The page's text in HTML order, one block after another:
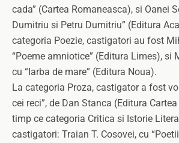
cada” (Cartea Romaneasca), si Oanei
Dumitriu si Petru Dumitriu” (Editura
categoria Poezie, castigatori au fost
“Poeme amniotice” (Editura Limes), si
cu “Iarba de mare” (Editura Noua).
La categoria Proza, castigator a fost
cei reci”, de Dan Stanca (Editura
timp ce categoria Critica si Istorie
castigatori: Traian T. Cosovei, cu